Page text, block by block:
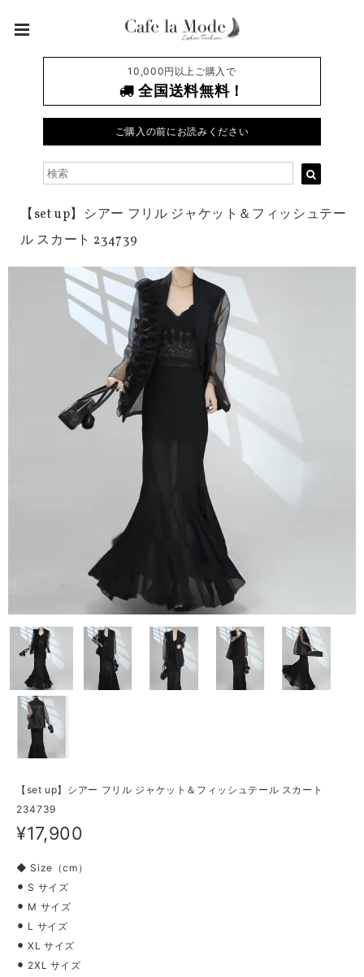
10,000円以上ご購入で
全国送料無料！
ご購入の前にお読みください
【set up】シアー フリル ジャケット＆フィッシュテー
ル スカート 234739
【set up】シアー フリル ジャケット＆フィッシュテール スカート
234739
¥17,900
◆ Size（cm）
⚫︎ S サイズ
⚫︎ M サイズ
⚫︎ L サイズ
⚫︎ XL サイズ
⚫︎ 2XL サイズ